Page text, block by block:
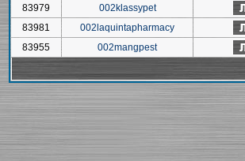
83979
002klassypet
83981
002laquintapharmacy
83955
002mangpest